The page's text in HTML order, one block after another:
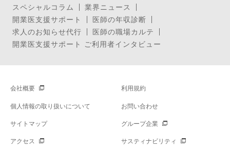
スペシャルコラム
業界ニュース
開業医支援サポート
医師の年収診断
求人のお知らせ代行
医師の職場カルテ
開業医支援サポート ご利用者インタビュー
会社概要 利用規約
個人情報の取り扱いについて お問い合わせ
サイトマップ グループ企業
アクセス サスティナビリティ